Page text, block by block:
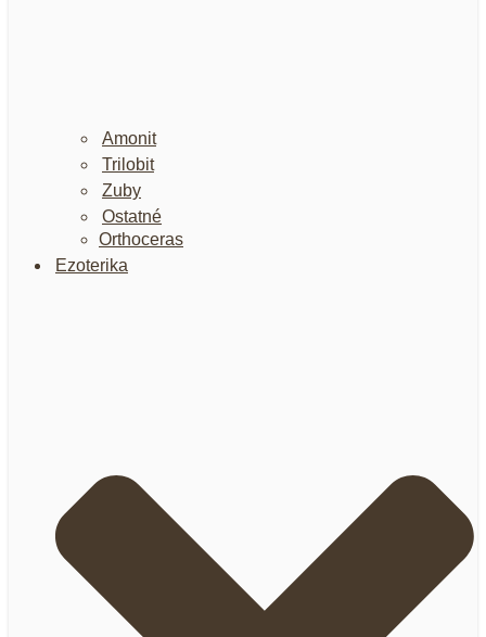
Amonit
Trilobit
Zuby
Ostatné
Orthoceras
Ezoterika